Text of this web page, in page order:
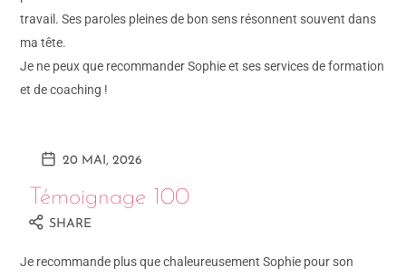
travail. Ses paroles pleines de bon sens résonnent souvent dans
ma tête.
Je ne peux que recommander Sophie et ses services de formation
et de coaching !
20 MAI, 2026
Témoignage 100
SHARE
Je recommande plus que chaleureusement Sophie pour son